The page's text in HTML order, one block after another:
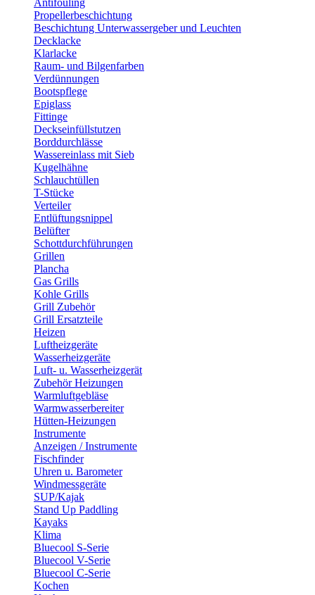
Antifouling
Propellerbeschichtung
Beschichtung Unterwassergeber und Leuchten
Decklacke
Klarlacke
Raum- und Bilgenfarben
Verdünnungen
Bootspflege
Epiglass
Fittinge
Deckseinfüllstutzen
Borddurchlässe
Wassereinlass mit Sieb
Kugelhähne
Schlauchtüllen
T-Stücke
Verteiler
Entlüftungsnippel
Belüfter
Schottdurchführungen
Grillen
Plancha
Gas Grills
Kohle Grills
Grill Zubehör
Grill Ersatzteile
Heizen
Luftheizgeräte
Wasserheizgeräte
Luft- u. Wasserheizgerät
Zubehör Heizungen
Warmluftgebläse
Warmwasserbereiter
Hütten-Heizungen
Instrumente
Anzeigen / Instrumente
Fischfinder
Uhren u. Barometer
Windmessgeräte
SUP/Kajak
Stand Up Paddling
Kayaks
Klima
Bluecool S-Serie
Bluecool V-Serie
Bluecool C-Serie
Kochen